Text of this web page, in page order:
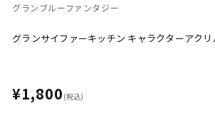
グランブルーファンタジー
グランサイファーキッチン キャラクターアク
¥1,800 (税込)